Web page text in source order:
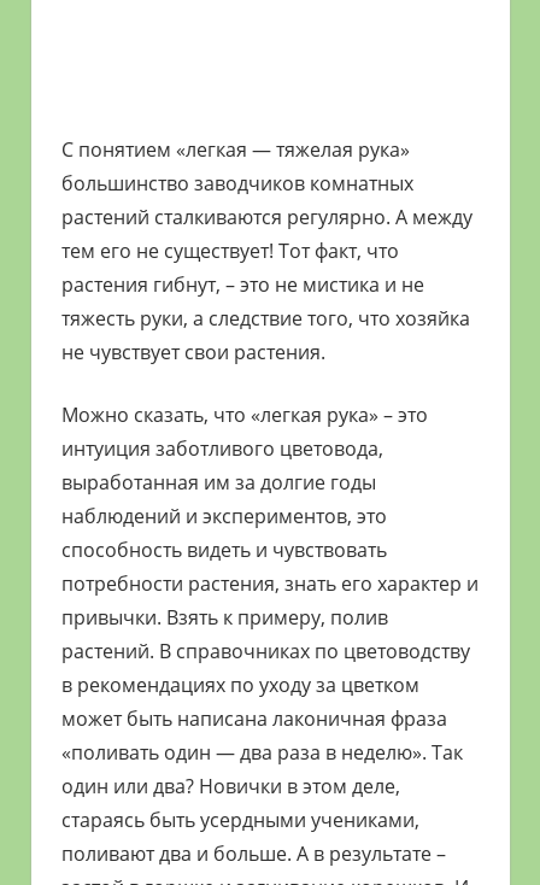
С понятием «легкая — тяжелая рука»
большинство заводчиков комнатных
растений сталкиваются регулярно. А между
тем его не существует! Тот факт, что
растения гибнут, – это не мистика и не
тяжесть руки, а следствие того, что хозяйка
не чувствует свои растения.
Можно сказать, что «легкая рука» – это
интуиция заботливого цветовода,
выработанная им за долгие годы
наблюдений и экспериментов, это
способность видеть и чувствовать
потребности растения, знать его характер и
привычки. Взять к примеру, полив
растений. В справочниках по цветоводству
в рекомендациях по уходу за цветком
может быть написана лаконичная фраза
«поливать один — два раза в неделю». Так
один или два? Новички в этом деле,
стараясь быть усердными учениками,
поливают два и больше. А в результате –